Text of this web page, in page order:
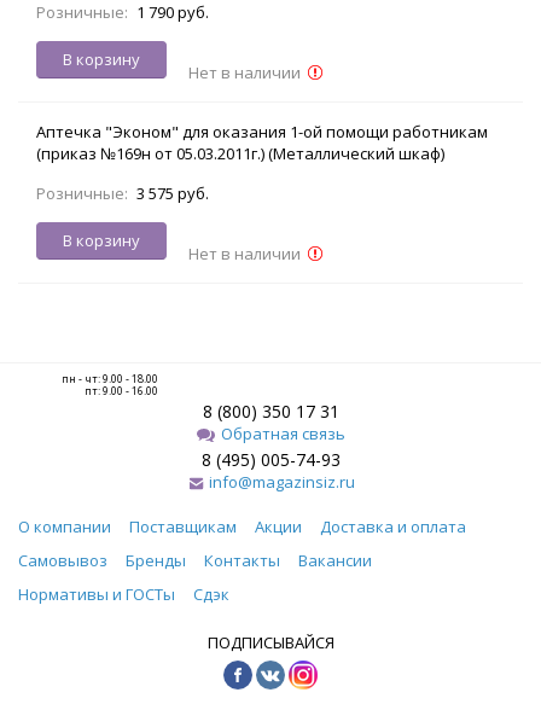
Розничные: 1 790 руб.
В корзину
Нет в наличии
Аптечка "Эконом" для оказания 1-ой помощи работникам
(приказ №169н от 05.03.2011г.) (Металлический шкаф)
Розничные: 3 575 руб.
В корзину
Нет в наличии
пн - чт: 9.00 - 18.00
пт: 9.00 - 16.00
8 (800) 350 17 31
Обратная связь
8 (495) 005-74-93
info@magazinsiz.ru
О компании Поставщикам Акции
Доставка и оплата
Самовывоз
Бренды Контакты
Вакансии
Нормативы и ГОСТы
Сдэк
ПОДПИСЫВАЙСЯ